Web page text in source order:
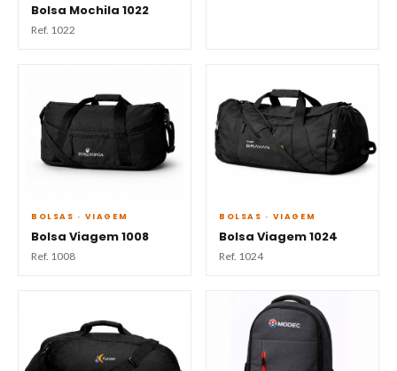
Bolsa Mochila 1022
Ref. 1022
BOLSAS · VIAGEM
Bolsa Viagem 1008
Ref. 1008
BOLSAS · VIAGEM
Bolsa Viagem 1024
Ref. 1024